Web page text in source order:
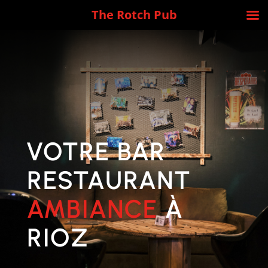
VOTRE BAR
RESTAURANT
AMBIANCEÀ
RIOZ
The Rotch Pub